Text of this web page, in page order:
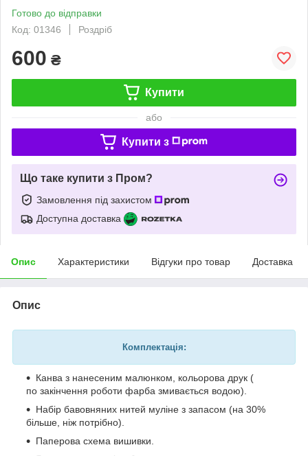
Готово до відправки
Код: 01346
Роздріб
600 ₴
Купити
або
Купити з
Що таке купити з Пром?
Замовлення під захистом
Доступна доставка
Опис Характеристики Відгуки про товар Доставка
Опис
Комплектація:
Канва з нанесеним малюнком, кольорова друк (
по закінчення роботи фарба змивається водою).
Набір бавовняних нитей муліне з запасом (на 30%
більше, ніж потрібно).
Паперова схема вишивки.